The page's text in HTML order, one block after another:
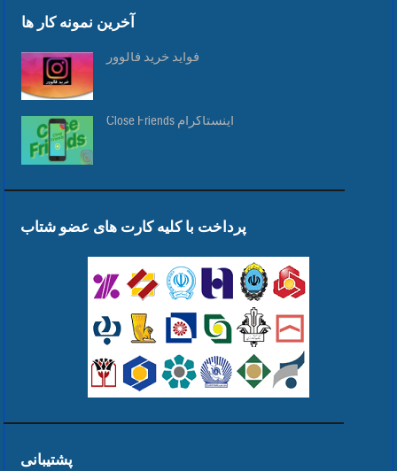
آخرین نمونه کار ها
فواید خرید فالوور
Close Friends اینستاگرام
پرداخت با کلیه کارت های عضو شتاب
پشتیبانی